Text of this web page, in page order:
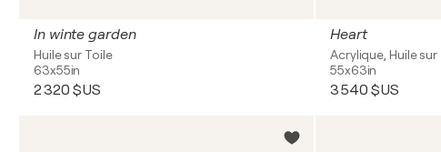
In winte garden
Huile sur Toile
63x55in
2 320 $US
Heart
Acrylique, Huile sur
55x63in
3 540 $US